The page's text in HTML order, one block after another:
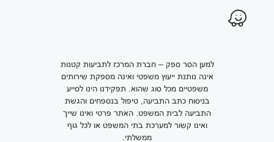
למען הסר ספק – חברת המרכז לתביעות קטנות
אינה נותנת ייעוץ משפטי ואינה מספקת שירותים
משפטיים מכל סוג שהוא. תפקידנו הינו לסייע
בניסוח כתב התביעה, טיפול בנספחים והגשת
התביעה לבית המשפט. האתר פרטי ואינו שייך
ואינו קשור למערכת בתי המשפט או לכל גוף
ממשלתי.